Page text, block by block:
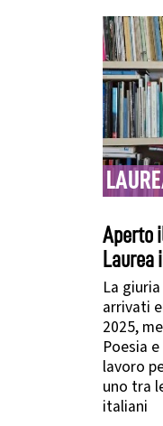
Aperto
Laurea
La
arrivati
2025,
Poesia
lavoro
uno tra
italiani